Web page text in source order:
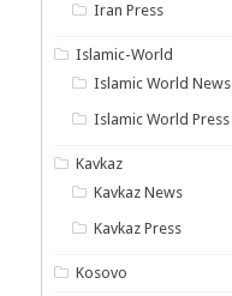
Iran Press
Islamic-World
Islamic World News
Islamic World Press
Kavkaz
Kavkaz News
Kavkaz Press
Kosovo